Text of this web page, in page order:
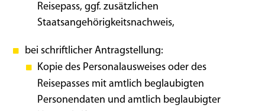
Reisepass, ggf. zusätzlichen
Staatsangehörigkeitsnachweis,
bei schriftlicher Antragstellung:
Kopie des Personalausweises oder des
Reisepasses mit amtlich beglaubigten
Personendaten und amtlich beglaubigter